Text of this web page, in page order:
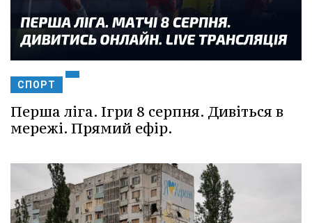
СПОРТ
Перша ліга. Ігри 8 серпня. Дивіться в
мережі. Прямий ефір.